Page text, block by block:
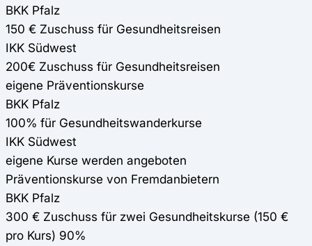
BKK Pfalz
150 € Zuschuss für Gesundheitsreisen
IKK Südwest
200€ Zuschuss für Gesundheitsreisen
eigene Präventionskurse
BKK Pfalz
100% für Gesundheitswanderkurse
IKK Südwest
eigene Kurse werden angeboten
Präventionskurse von Fremdanbietern
BKK Pfalz
300 € Zuschuss für zwei Gesundheitskurse (150 €
pro Kurs) 90%